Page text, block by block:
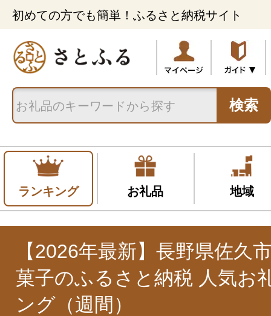
初めての方でも簡単！ふるさと納税サイト
検索
ランキング お礼品 地域
【2026年最新】長野県佐久
菓子のふるさと納税 人気お
ング（週間）